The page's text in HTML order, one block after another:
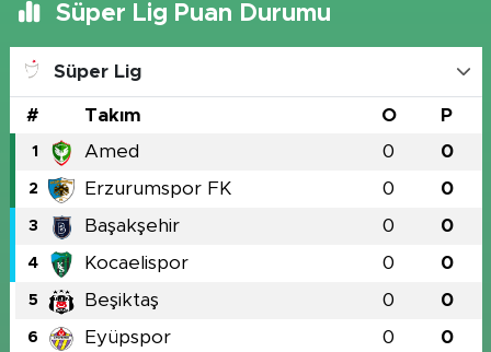
Süper Lig Puan Durumu
Süper Lig
# Takım O P
1 Amed 0 0
2 Erzurumspor FK 0 0
3 Başakşehir 0 0
4 Kocaelispor 0 0
5 Beşiktaş 0 0
6 Eyüpspor 0 0